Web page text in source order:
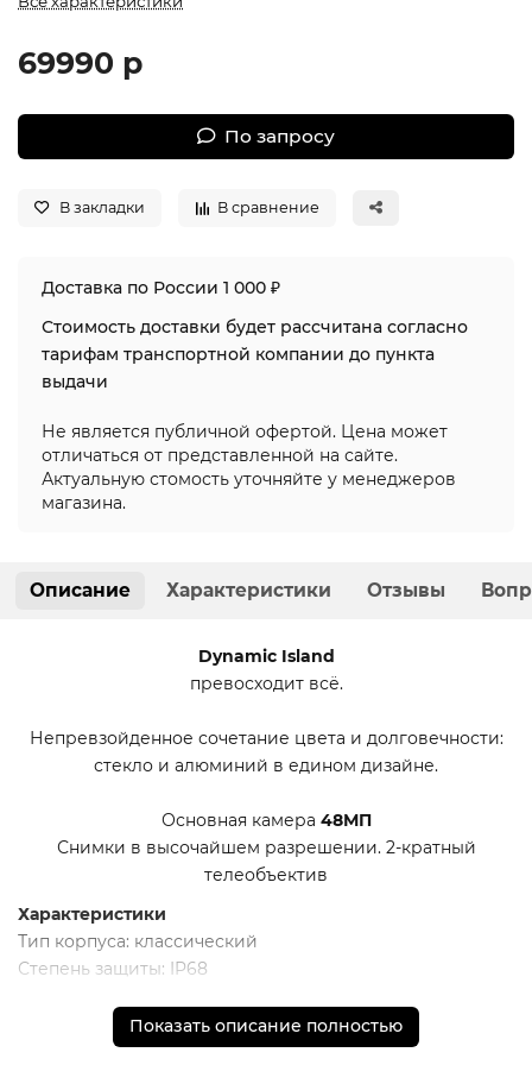
69990 р
По запросу
В закладки В сравнение
Доставка по России 1 000 ₽
Стоимость доставки будет рассчитана согласно
тарифам транспортной компании до пункта
выдачи
Не является публичной офертой. Цена может
отличаться от представленной на сайте.
Актуальную стомость уточняйте у менеджеров
магазина.
Описание Характеристики Отзывы
Dynamic Island
превосходит всё.
Непревзойденное сочетание цвета и долговечности:
стекло и алюминий в едином дизайне.
Основная камера 48МП
Снимки в высочайшем разрешении. 2-кратный
телеобъектив
Характеристики
Тип корпуса: классический
Степень защиты: IP68
Размеры (ШxВxТ): 71.6x147.6x7.8 мм
Показать описание полностью